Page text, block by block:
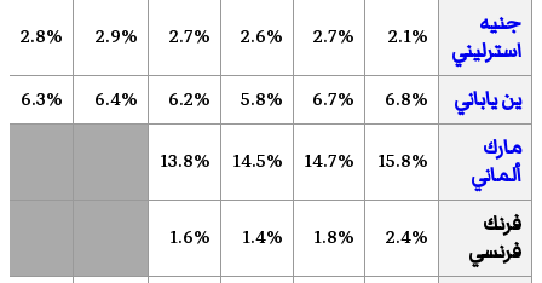
جنيه
استرليني
2.1%
2.7%
2.6%
2.7%
2.9%
2.8%
ين ياباني
6.8%
6.7%
5.8%
6.2%
6.4%
6.3%
مارك
ألماني
15.8%
14.7%
14.5%
13.8%
فرنك
فرنسي
2.4%
1.8%
1.4%
1.6%